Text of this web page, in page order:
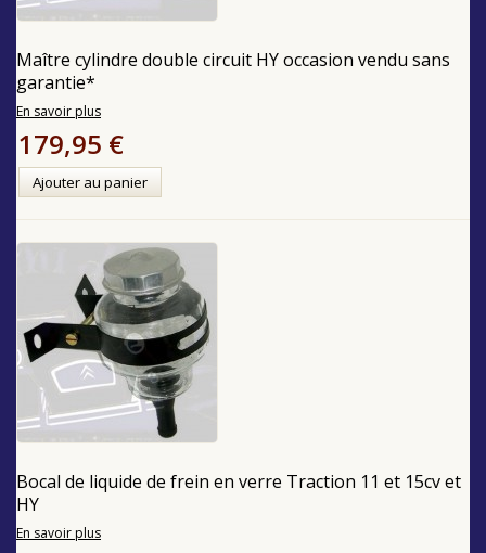
Maître cylindre double circuit HY occasion vendu sans
garantie*
En savoir plus
179,95 €
Ajouter au panier
Bocal de liquide de frein en verre Traction 11 et 15cv et
HY
En savoir plus